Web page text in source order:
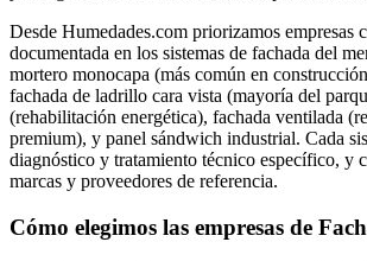
Desde Humedades.com priorizamos empresas
documentada en los sistemas de fachada del
mortero monocapa (más común en
fachada de ladrillo cara vista (mayoría del
(rehabilitación energética), fachada ventilada
premium), y panel sándwich industrial. Cada
diagnóstico y tratamiento técnico específico, y
marcas y proveedores de referencia.
Cómo elegimos las empresas de